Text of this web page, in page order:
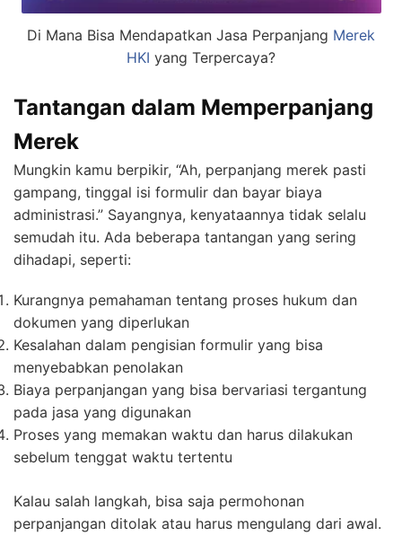
Di Mana Bisa Mendapatkan Jasa Perpanjang Merek
HKI yang Terpercaya?
Tantangan dalam Memperpanjang
Merek
Mungkin kamu berpikir, “Ah, perpanjang merek pasti
gampang, tinggal isi formulir dan bayar biaya
administrasi.” Sayangnya, kenyataannya tidak selalu
semudah itu. Ada beberapa tantangan yang sering
dihadapi, seperti:
Kurangnya pemahaman tentang proses hukum dan
dokumen yang diperlukan
Kesalahan dalam pengisian formulir yang bisa
menyebabkan penolakan
Biaya perpanjangan yang bisa bervariasi tergantung
pada jasa yang digunakan
Proses yang memakan waktu dan harus dilakukan
sebelum tenggat waktu tertentu
Kalau salah langkah, bisa saja permohonan
perpanjangan ditolak atau harus mengulang dari awal.